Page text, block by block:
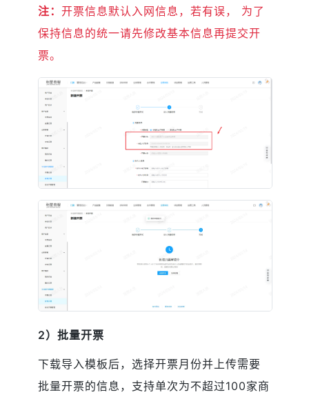
注： 开票信息默认入网信息，若有误， 为了
保持信息的统一请先修改基本信息再提交开
票。
2）批量开票
下载导入模板后，选择开票月份并上传需要
批量开票的信息，支持单次为不超过100家商